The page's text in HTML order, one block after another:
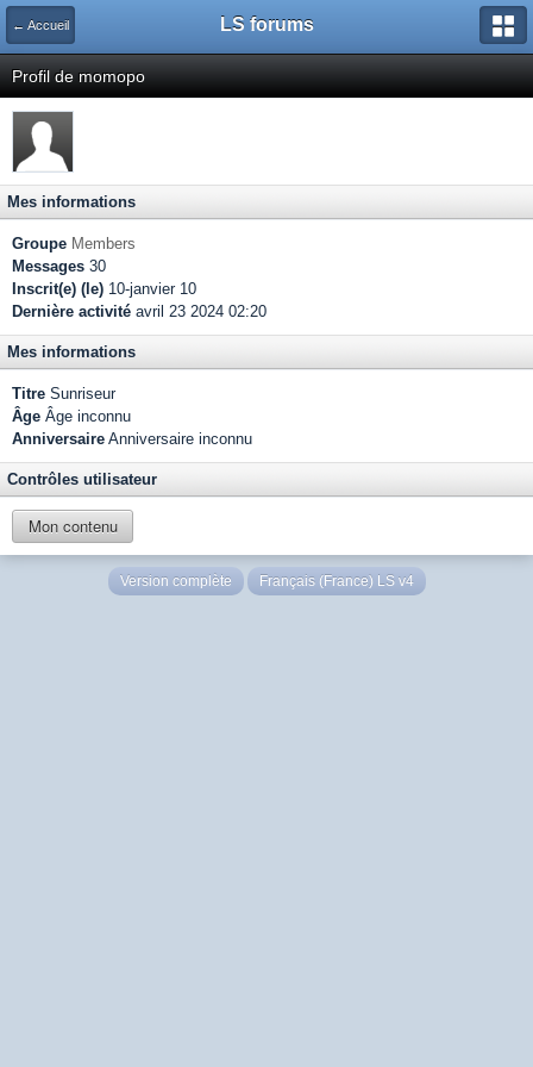
← Accueil LS forums
Profil de momopo
Mes informations
Groupe Members
Messages 30
Inscrit(e) (le) 10-janvier 10
Dernière activité avril 23 2024 02:20
Mes informations
Titre Sunriseur
Âge Âge inconnu
Anniversaire Anniversaire inconnu
Contrôles utilisateur
Mon contenu
Version complète Français (France) LS v4